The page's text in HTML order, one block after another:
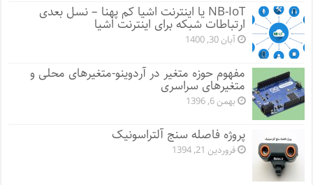
NB-IoT یا اینترنت اشیا کم پهنا – نسل بعدی
ارتباطات شبکه برای اینترنت اشیا
آبان 30, 1400
مفهوم حوزه متغیر در آردوینو-متغیرهای محلی و
متغیرهای سراسری
بهمن 6, 1396
پروژه فاصله سنج آلتراسونیک
فروردین 21, 1394